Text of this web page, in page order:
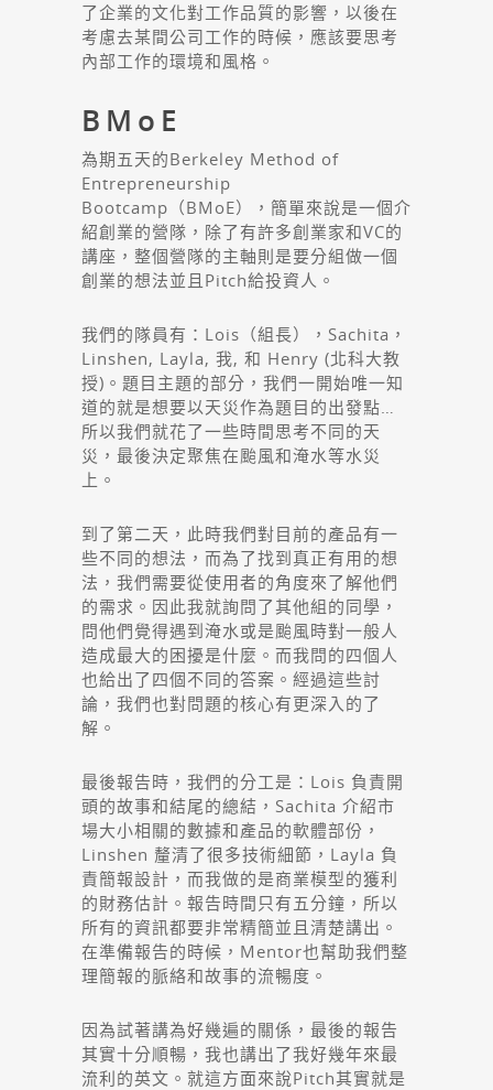
了企業的文化對工作品質的影響，以後在
考慮去某間公司工作的時候，應該要思考
內部工作的環境和風格。
BMoE
為期五天的Berkeley Method of
Entrepreneurship
Bootcamp（BMoE），簡單來說是一個介
紹創業的營隊，除了有許多創業家和VC的
講座，整個營隊的主軸則是要分組做一個
創業的想法並且Pitch給投資人。
我們的隊員有：Lois（組長），Sachita，
Linshen, Layla, 我, 和 Henry (北科大教
授)。題目主題的部分，我們一開始唯一知
道的就是想要以天災作為題目的出發點…
所以我們就花了一些時間思考不同的天
災，最後決定聚焦在颱風和淹水等水災
上。
到了第二天，此時我們對目前的產品有一
些不同的想法，而為了找到真正有用的想
法，我們需要從使用者的角度來了解他們
的需求。因此我就詢問了其他組的同學，
問他們覺得遇到淹水或是颱風時對一般人
造成最大的困擾是什麼。而我問的四個人
也給出了四個不同的答案。經過這些討
論，我們也對問題的核心有更深入的了
解。
最後報告時，我們的分工是：Lois 負責開
頭的故事和結尾的總結，Sachita 介紹市
場大小相關的數據和產品的軟體部份，
Linshen 釐清了很多技術細節，Layla 負
責簡報設計，而我做的是商業模型的獲利
的財務估計。報告時間只有五分鐘，所以
所有的資訊都要非常精簡並且清楚講出。
在準備報告的時候，Mentor也幫助我們整
理簡報的脈絡和故事的流暢度。
因為試著講為好幾遍的關係，最後的報告
其實十分順暢，我也講出了我好幾年來最
流利的英文。就這方面來說Pitch其實就是